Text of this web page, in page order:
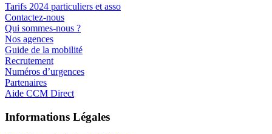
Tarifs 2024 particuliers et asso
Contactez-nous
Qui sommes-nous ?
Nos agences
Guide de la mobilité
Recrutement
Numéros d’urgences
Partenaires
Aide CCM Direct
Informations Légales